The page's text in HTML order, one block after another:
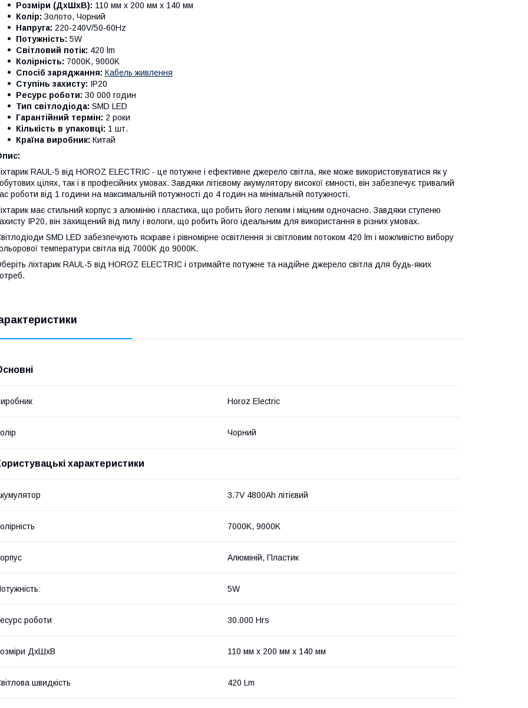
Розміри (ДхШхВ): 110 мм x 200 мм x 140 мм
Колір: Золото, Чорний
Напруга: 220-240V/50-60Hz
Потужність: 5W
Світловий потік: 420 lm
Колірність: 7000K, 9000K
Спосіб заряджання: Кабель живлення
Ступінь захисту: IP20
Ресурс роботи: 30 000 годин
Тип світлодіода: SMD LED
Гарантійний термін: 2 роки
Кількість в упаковці: 1 шт.
Країна виробник: Китай
RAUL-5 від HOROZ ELECTRIC - це потужне і ефективне джерело світла, яке може використовуватися як у
цілях, так і в професійних умовах. Завдяки літієвому акумулятору високої ємності, він забезпечує тривалий
роботи від 1 години на максимальній потужності до 4 годин на мінімальній потужності.
має стильний корпус з алюмінію і пластика, що робить його легким і міцним одночасно. Завдяки ступеню
IP20, він захищений від пилу і вологи, що робить його ідеальним для використання в різних умовах.
SMD LED забезпечують яскраве і рівномірне освітлення зі світловим потоком 420 lm і можливістю вибору
температури світла від 7000K до 9000K.
ліхтарик RAUL-5 від HOROZ ELECTRIC і отримайте потужне та надійне джерело світла для будь-яких
Horoz Electric
Чорний
характеристики
3.7V 4800Ah літієвий
7000K, 9000K
Алюміній, Пластик
5W
роботи 30.000 Hrs
ДхШхВ 110 мм х 200 мм x 140 мм
швидкість 420 Lm